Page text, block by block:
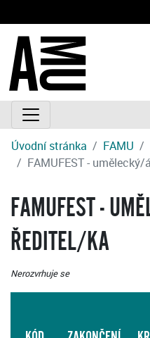
Úvodní stránka FAMU
FAMUFEST -
FAMUFEST -
ŘEDITEL/KA
Nerozvrhuje se